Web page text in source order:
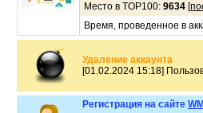
Место в TOP100: 9634 [
Время, проведенное в
Удаление аккаунта
[01.02.2024 15:18]
Регистрация на сайте